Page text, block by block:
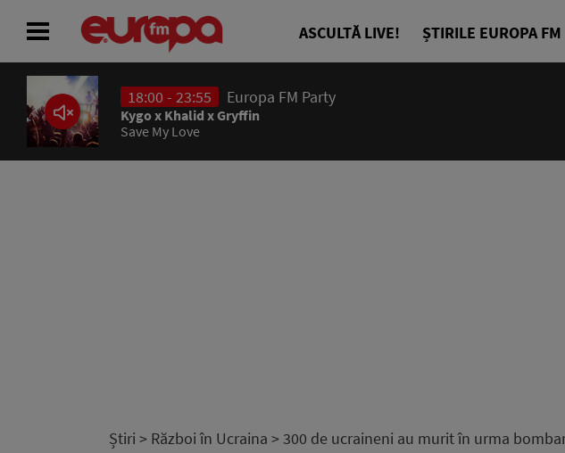
ASCULTĂ LIVE! ȘTIRILE EUROPA FM
18:00 - 23:55 Europa FM Party
Kygo x Khalid x Gryffin
Save My Love
Știri > Război în Ucraina > 300 de ucraineni au murit în urma
ACASĂ
ȘTIRI